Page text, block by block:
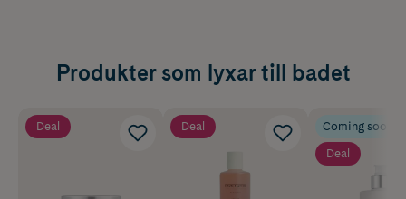
Produkter som lyxar till badet
Deal Deal
Coming soon
Deal